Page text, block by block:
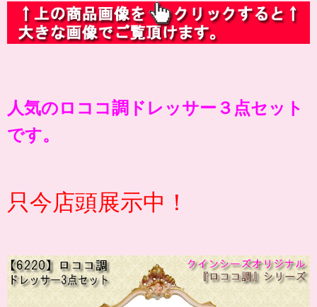
人気のロココ調ドレッサー３点セット
です。
只今店頭展示中！